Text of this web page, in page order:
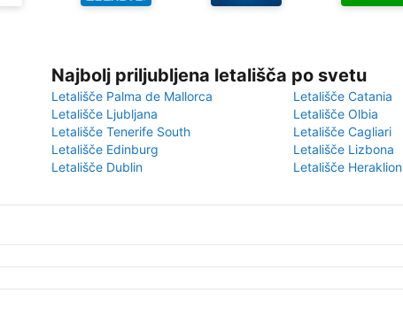
Najbolj priljubljena letališča po svetu
Letališče Palma de Mallorca
Letališče Catania
Letališče Ljubljana
Letališče Olbia
Letališče Tenerife South
Letališče Cagliari
Letališče Edinburg
Letališče Lizbona
Letališče Dublin
Letališče Heraklion